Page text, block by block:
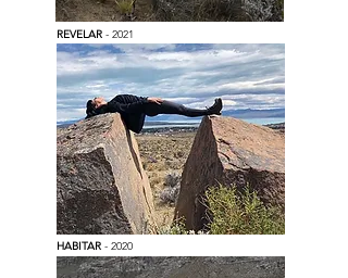
REVELAR - 2021
HABITAR - 2020